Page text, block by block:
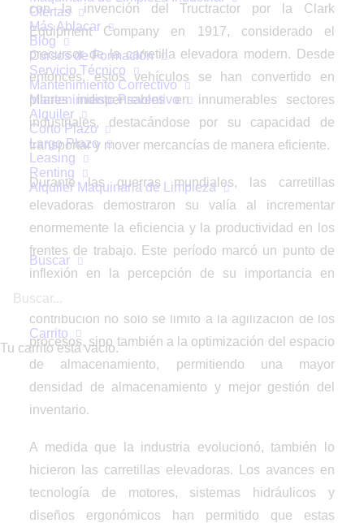
Ofertas
Más Ablacar
Blog
Cursos de Formación
Servicio Técnico
Mantenimiento Correctivo
Mantenimiento Preventivo
Alquiler
Corto Plazo
Largo Plazo
Leasing
Renting
Alquiler Maquinaria de Limpieza
Buscar
Carrito
Tu carrito está vacío.
con la invención del Tructractor por la Clark
Equipment Company en 1917, considerado el
precursor de la carretilla elevadora modern. Desde
entonces, estos vehículos se han convertido en
pilares indispensables en innumerables sectores
industriales, destacándose por su capacidad de
transportar y mover mercancías de manera eficiente.
Durante las guerras mundiales, las carretillas
elevadoras demostraron su valía al incrementar
enormemente la eficiencia y la productividad en los
frentes de trabajo. Este período marcó un punto de
inflexión en la percepción de su importancia en
operaciones logísticas y de almacenamiento. Su
contribución no solo se limitó a la agilización de los
procesos, sino también a la optimización del espacio
de almacenamiento, permitiendo una mayor
densidad de almacenamiento y mejor gestión del
inventario.
A medida que la industria evolucionó, también lo
hicieron las carretillas elevadoras. Los avances en
tecnología de motores, sistemas hidráulicos y
diseños ergonómicos han permitido que estas